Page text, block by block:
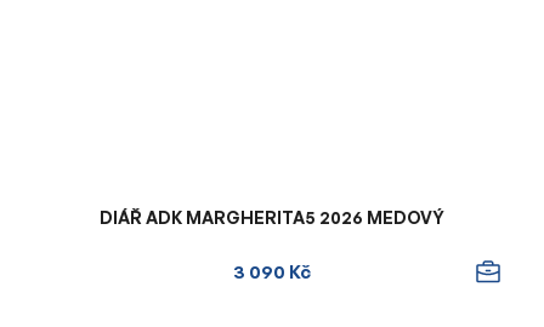
DIÁŘ ADK MARGHERITA5 2026 MEDOVÝ
3 090 Kč